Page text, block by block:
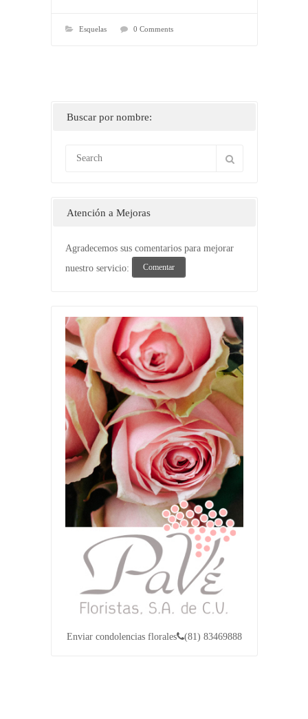
Esquelas 0 Comments
Buscar por nombre:
Atención a Mejoras
Agradecemos sus comentarios para mejorar
nuestro servicio:
Comentar
Enviar condolencias florales (81) 83469888